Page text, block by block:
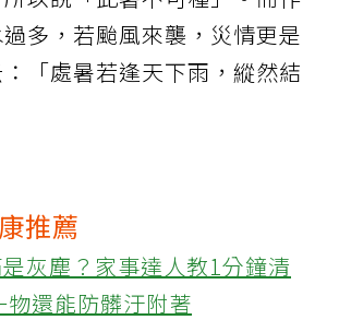
多，若颱風來襲，災情更是
「處暑若逢天下雨，縱然結
推薦
灰塵？家事達人教1分鐘清
物還能防髒汙附著